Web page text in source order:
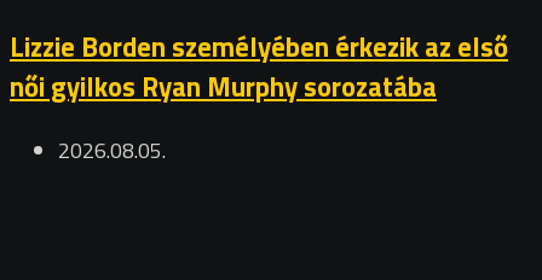
Lizzie Borden személyében érkezik az első
női gyilkos Ryan Murphy sorozatába
2026.08.05.